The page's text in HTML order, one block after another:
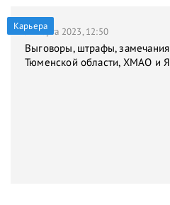
Карьера
31 марта 2023, 12:50
Выговоры, штрафы,
Тюменской области, ХМАО и